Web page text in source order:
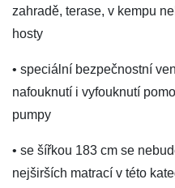
zahradě, terase, v kempu
hosty
• speciální bezpečnostní
nafouknutí i vyfouknutí
pumpy
• se šířkou 183 cm se
nejširších matrací v této